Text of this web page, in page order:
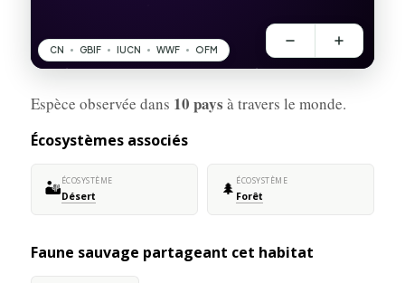
Espèce observée dans 10 pays à travers le monde.
Écosystèmes associés
🏜️ÉCOSYSTÈME
Désert 🌲 ÉCOSYSTÈME
Forêt
Faune sauvage partageant cet habitat